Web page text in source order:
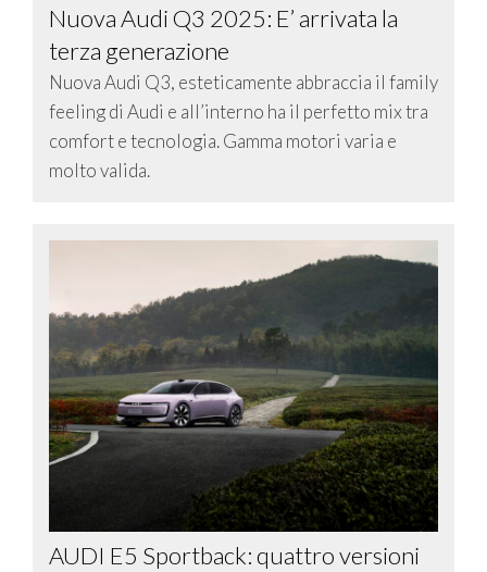
Nuova Audi Q3 2025: E’ arrivata la
terza generazione
Nuova Audi Q3, esteticamente abbraccia il family
feeling di Audi e all’interno ha il perfetto mix tra
comfort e tecnologia. Gamma motori varia e
molto valida.
AUDI E5 Sportback: quattro versioni